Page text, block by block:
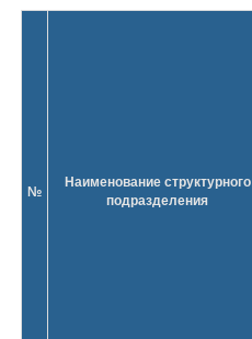
№
Наименование структурного
подразделения